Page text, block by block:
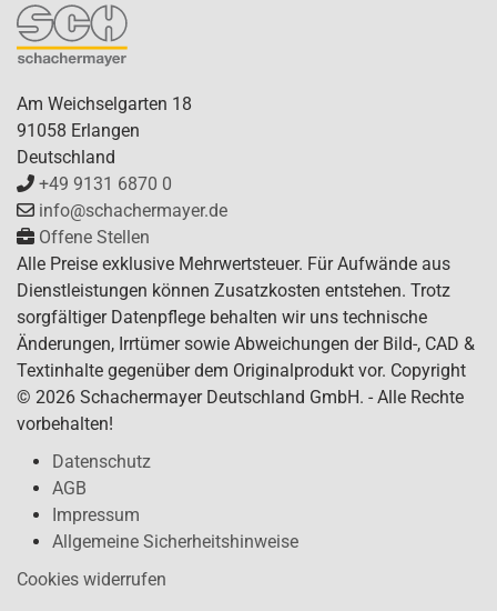
Am Weichselgarten 18
91058 Erlangen
Deutschland
+49 9131 6870 0
info@schachermayer.de
Offene Stellen
Alle Preise exklusive Mehrwertsteuer. Für Aufwände aus
Dienstleistungen können Zusatzkosten entstehen. Trotz
sorgfältiger Datenpflege behalten wir uns technische
Änderungen, Irrtümer sowie Abweichungen der Bild-, CAD &
Textinhalte gegenüber dem Originalprodukt vor. Copyright
© 2026 Schachermayer Deutschland GmbH. - Alle Rechte
vorbehalten!
Datenschutz
AGB
Impressum
Allgemeine Sicherheitshinweise
Cookies widerrufen